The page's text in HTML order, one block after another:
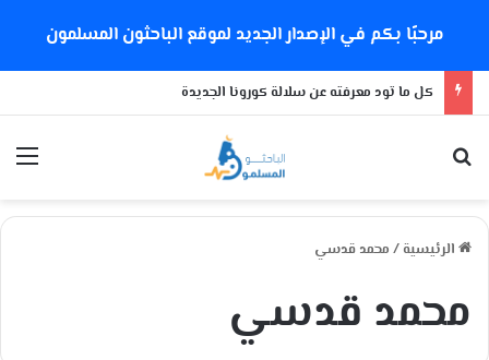
مرحبًا بكم في الإصدار الجديد لموقع الباحثون المسلمون
سن الإياس 2
الرئيسية / محمد قدسي
محمد قدسي